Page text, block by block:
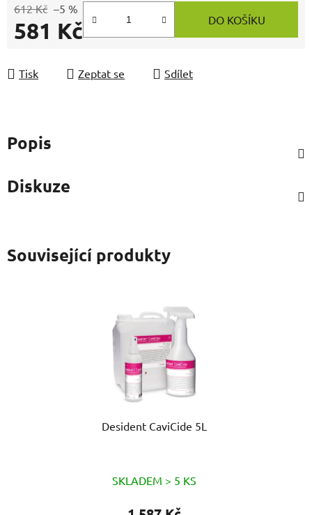
612 Kč –5 %
581 Kč DO KOŠÍKU
Tisk Zeptat se Sdílet
Popis
Diskuze
Související produkty
Desident CaviCide 5L
SKLADEM > 5 KS